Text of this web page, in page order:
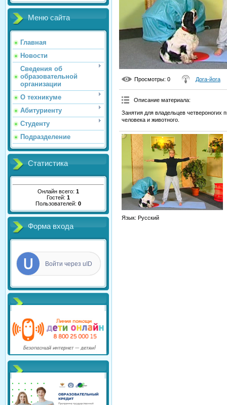
Меню сайта
Главная
Новости
Сведения об
образовательной
организации
О техникуме
Абитуриенту
Студенту
Подразделение
Статистика
Онлайн всего: 1
Гостей: 1
Пользователей: 0
Форма входа
Войти через uID
Просмотры: 0 Дога-йога
Описание материала:
Занятия для владельцев четвероногих
человека и животного.
Язык: Русский